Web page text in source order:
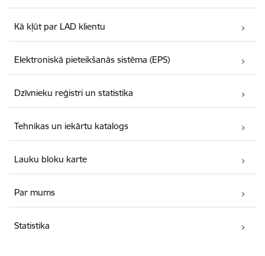
Kā kļūt par LAD klientu
Elektroniskā pieteikšanās sistēma (EPS)
Dzīvnieku reģistri un statistika
Tehnikas un iekārtu katalogs
Lauku bloku karte
Par mums
Statistika